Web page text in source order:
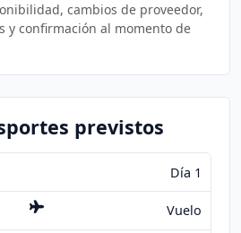
cambios de proveedor,
y confirmación al momento de
previstos
Día 1
Vuelo